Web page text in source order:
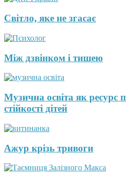
Світло, яке не згасає
Між дзвінком і тишею
Музична освіта як ресурс
стійкості дітей
Ажур крізь тривоги